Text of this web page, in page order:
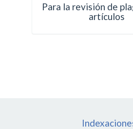
Para la revisión de
artículos